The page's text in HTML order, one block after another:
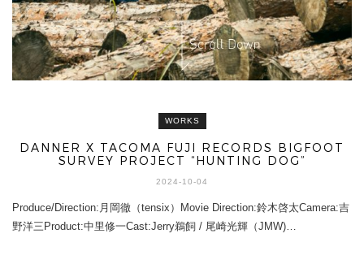
WORKS
DANNER X TACOMA FUJI RECORDS BIGFOOT
SURVEY PROJECT “HUNTING DOG”
2024-10-04
Produce/Direction:月岡徹（tensix）Movie Direction:鈴木啓太Camera:吉
野洋三Product:中里修一Cast:Jerry鵜飼 / 尾崎光輝（JMW)…